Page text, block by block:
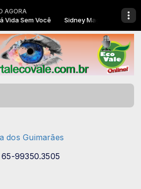
AUTO DJ MPB GOURMET com
AGORA
Sem Você Sidney Magal - Não Há
dos Guimarães
99350.3505